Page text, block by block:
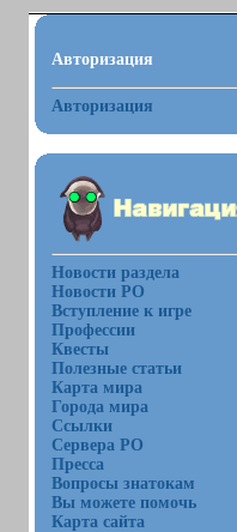
Авторизация
Авторизация
Новости раздела
Новости РО
Вступление к игре
Профессии
Квесты
Полезные статьи
Карта мира
Города мира
Ссылки
Сервера РО
Пресса
Вопросы знатокам
Вы можете помочь
Карта сайта